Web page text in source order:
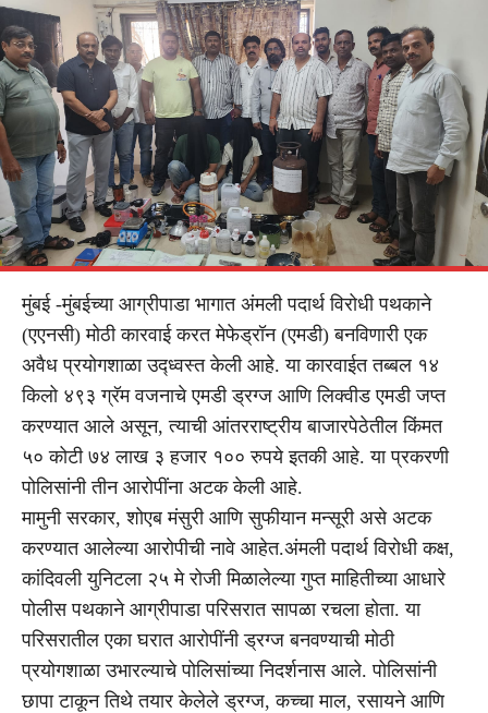
मुंबई -मुंबईच्या आग्रीपाडा भागात अंमली पदार्थ विरोधी पथकाने
(एएनसी) मोठी कारवाई करत मेफेड्रॉन (एमडी) बनविणारी एक
अवैध प्रयोगशाळा उद्ध्वस्त केली आहे. या कारवाईत तब्बल १४
किलो ४९३ ग्रॅम वजनाचे एमडी ड्रग्ज आणि लिक्वीड एमडी जप्त
करण्यात आले असून, त्याची आंतरराष्ट्रीय बाजारपेठेतील किंमत
५० कोटी ७४ लाख ३ हजार १०० रुपये इतकी आहे. या प्रकरणी
पोलिसांनी तीन आरोपींना अटक केली आहे.
मामुनी सरकार, शोएब मंसुरी आणि सुफीयान मन्सूरी असे अटक
करण्यात आलेल्या आरोपीची नावे आहेत.अंमली पदार्थ विरोधी कक्ष,
कांदिवली युनिटला २५ मे रोजी मिळालेल्या गुप्त माहितीच्या आधारे
पोलीस पथकाने आग्रीपाडा परिसरात सापळा रचला होता. या
परिसरातील एका घरात आरोपींनी ड्रग्ज बनवण्याची मोठी
प्रयोगशाळा उभारल्याचे पोलिसांच्या निदर्शनास आले. पोलिसांनी
छापा टाकून तिथे तयार केलेले ड्रग्ज, कच्चा माल, रसायने आणि